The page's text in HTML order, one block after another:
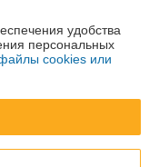
р-на г. Минска
удобства
персональных
cookies или